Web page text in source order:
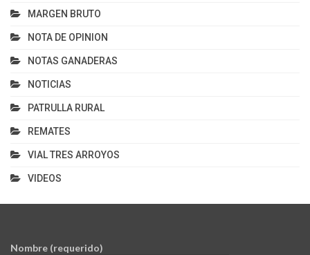
MARGEN BRUTO
NOTA DE OPINION
NOTAS GANADERAS
NOTICIAS
PATRULLA RURAL
REMATES
VIAL TRES ARROYOS
VIDEOS
Nombre (requerido)